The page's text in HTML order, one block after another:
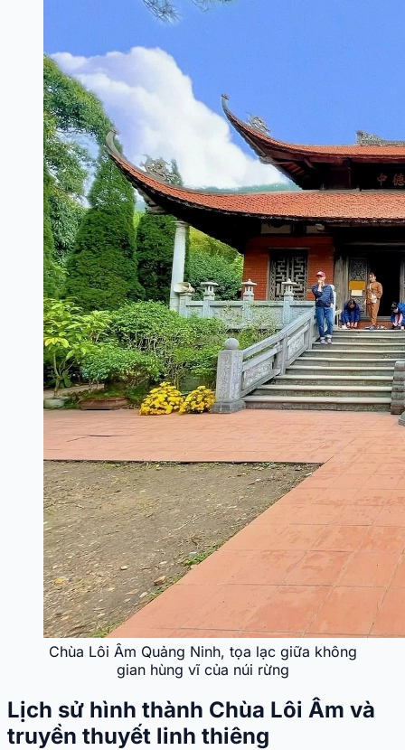
Chùa Lôi Âm Quảng Ninh, tọa lạc giữa không
gian hùng vĩ của núi rừng
Lịch sử hình thành Chùa Lôi Âm và
truyền thuyết linh thiêng